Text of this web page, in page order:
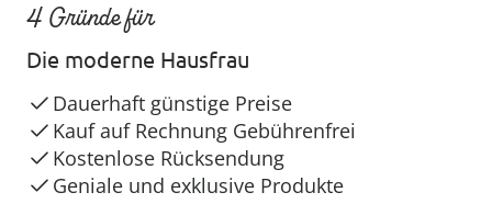
4 Gründe für
Die moderne Hausfrau
Dauerhaft günstige Preise
Kauf auf Rechnung Gebührenfrei
Kostenlose Rücksendung
Geniale und exklusive Produkte